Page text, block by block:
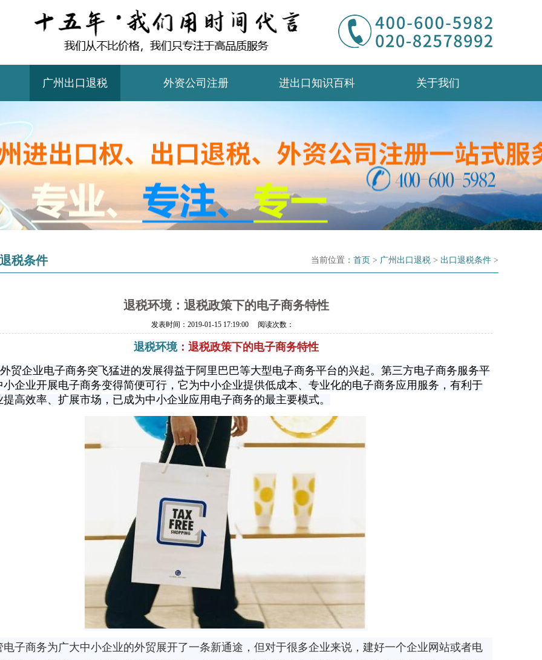
广州出口退税 外资公司注册 进出口知识百科 关于我们
税条件 当前位置： 首页 > 广州出口退税 > 出口退税条件 >
退税环境：退税政策下的电子商务特性
发表时间： 2019-01-15 17:19:00 阅读次数：
退税环境：退税政策下的电子商务特性
企业电子商务突飞猛进的发展得益于阿里巴巴等大型电子商务平台的兴起。第三方电子商务服务平
小企业开展电子商务变得简便可行，它为中小企业提供低成本、专业化的电子商务应用服务，有利于
提高效率、扩展市场，已成为中小企业应用电子商务的最主要模式。
商务为广大中小企业的外贸展开了一条新通途，但对于很多企业来说，建好一个企业网站或者电